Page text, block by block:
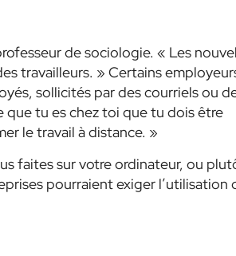
de sociologie. « Les
travailleurs. » Certains
sollicités par des courriels ou
que tu es chez toi que tu dois être
le travail à distance. »
faites sur votre ordinateur, ou
pourraient exiger l’utilisation